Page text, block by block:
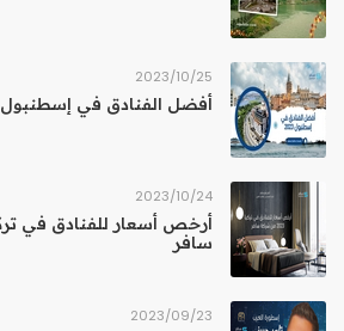
25‏/10‏/2023
أفضل الفنادق في إسطنبول 2023
24‏/10‏/2023
سافر
23‏/09‏/2023